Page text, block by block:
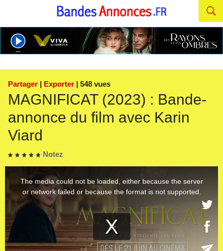
Partager | Exporter | 548 vues
MAGNIFICAT (2023) : Bande-
annonce du film avec Karin
Viard
Notez